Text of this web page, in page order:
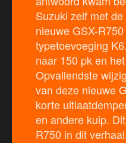
Suzuki zelf met
nieuwe GSX-
typetoevoeging
naar 150 pk en
Opvallendste
van deze nieuwe
korte
en andere kuip.
R750 in dit